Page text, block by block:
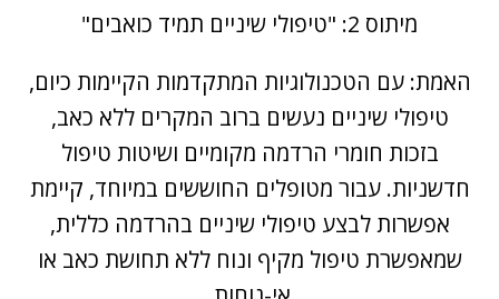
מיתוס 2: "טיפולי שיניים תמיד כואבים"
האמת: עם הטכנולוגיות המתקדמות הקיימות כיום,
טיפולי שיניים נעשים ברוב המקרים ללא כאב,
בזכות חומרי הרדמה מקומיים ושיטות טיפול
חדשניות. עבור מטופלים החוששים במיוחד, קיימת
אפשרות לבצע טיפולי שיניים בהרדמה כללית,
שמאפשרת טיפול מקיף ונוח ללא תחושת כאב או